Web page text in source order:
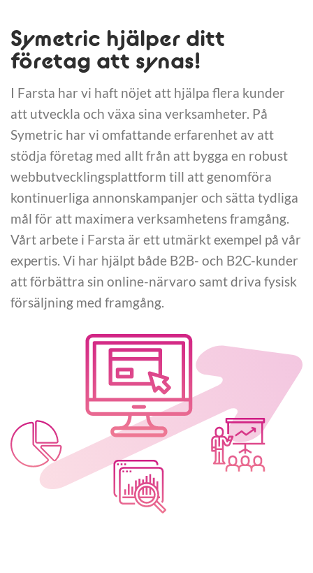
Symetric hjälper ditt
företag att synas!
I Farsta har vi haft nöjet att hjälpa flera kunder
att utveckla och växa sina verksamheter. På
Symetric har vi omfattande erfarenhet av att
stödja företag med allt från att bygga en robust
webbutvecklingsplattform till att genomföra
kontinuerliga annonskampanjer och sätta tydliga
mål för att maximera verksamhetens framgång.
Vårt arbete i Farsta är ett utmärkt exempel på vår
expertis. Vi har hjälpt både B2B- och B2C-kunder
att förbättra sin online-närvaro samt driva fysisk
försäljning med framgång.